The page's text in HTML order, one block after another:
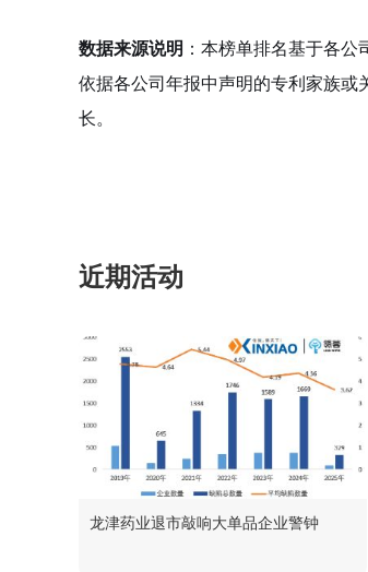
数据来源说明 ：本榜单排名基于各
依据各公司年报中声明的专利家族或
长。
近期活动
龙津药业退市敲响大单品企业警钟